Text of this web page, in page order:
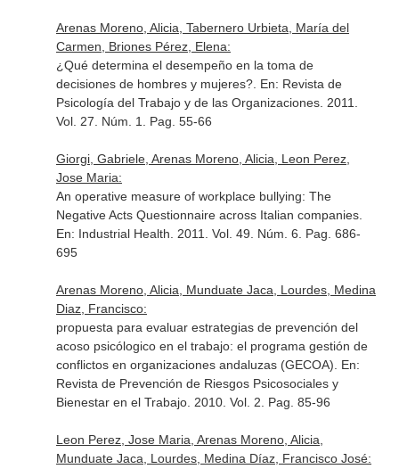
Arenas Moreno, Alicia, Tabernero Urbieta, María del
Carmen, Briones Pérez, Elena:
¿Qué determina el desempeño en la toma de
decisiones de hombres y mujeres?. En: Revista de
Psicología del Trabajo y de las Organizaciones. 2011.
Vol. 27. Núm. 1. Pag. 55-66
Giorgi, Gabriele, Arenas Moreno, Alicia, Leon Perez,
Jose Maria:
An operative measure of workplace bullying: The
Negative Acts Questionnaire across Italian companies.
En: Industrial Health . 2011. Vol. 49. Núm. 6. Pag. 686-
695
Arenas Moreno, Alicia, Munduate Jaca, Lourdes, Medina
Diaz, Francisco:
propuesta para evaluar estrategias de prevención del
acoso psicólogico en el trabajo: el programa gestión de
conflictos en organizaciones andaluzas (GECOA). En:
Revista de Prevención de Riesgos Psicosociales y
Bienestar en el Trabajo. 2010. Vol. 2. Pag. 85-96
Leon Perez, Jose Maria, Arenas Moreno, Alicia,
Munduate Jaca, Lourdes, Medina Díaz, Francisco José: